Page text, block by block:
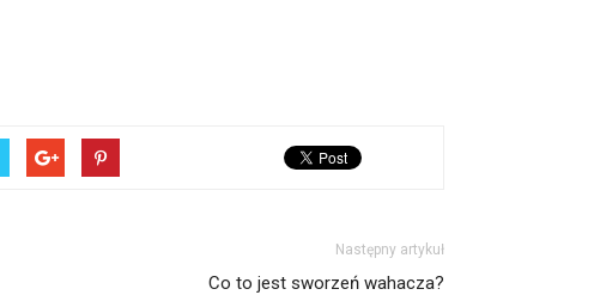
Następny artykuł
Co to jest sworzeń wahacza?